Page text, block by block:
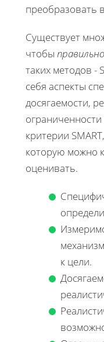
преобразовать
Существует
чтобы
таких методов -
себя аспекты
досягаемости,
критерии
которую можно
оценивать.
к цели.